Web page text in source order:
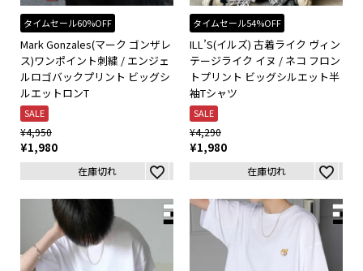
タイムセール60%OFF
Mark Gonzales(マーク ゴンザレ
ス)ワンポイント刺繍 / エンジェ
ルロゴバックプリント ビッグシ
ルエットロンT
SALE
¥4,950
¥1,980
在庫切れ
タイムセール54%OFF
ILL’S(イルズ) 古着ライク ヴィン
テージライク イヌ / ネコ フロン
トプリント ビッグシルエット半
袖Tシャツ
SALE
¥4,290
¥1,980
在庫切れ